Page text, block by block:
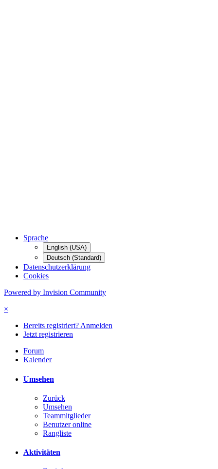
Sprache
English (USA)
Deutsch (Standard)
Datenschutzerklärung
Cookies
Powered by Invision Community
×
Bereits registriert? Anmelden
Jetzt registrieren
Forum
Kalender
Umsehen
Zurück
Umsehen
Teammitglieder
Benutzer online
Rangliste
Aktivitäten